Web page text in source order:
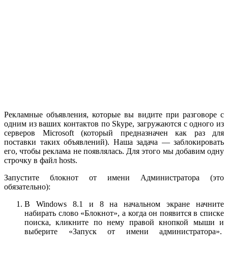
Рекламные объявления, которые вы видите при разговоре с
одним из ваших контактов по Skype, загружаются с одного из
серверов Microsoft (который предназначен как раз для
поставки таких объявлений). Наша задача — заблокировать
его, чтобы реклама не появлялась. Для этого мы добавим одну
строчку в файл hosts.
Запустите блокнот от имени Администратора (это
обязательно):
В Windows 8.1 и 8 на начальном экране начните
набирать слово «Блокнот», а когда он появится в списке
поиска, кликните по нему правой кнопкой мыши и
выберите «Запуск от имени администратора».